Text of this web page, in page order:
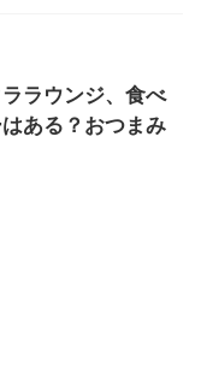
ラウンジ、食べ
ある？おつまみ